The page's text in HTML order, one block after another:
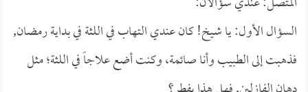
السؤال الأول: يا شيخ! كان عندي التهاب في اللثة في بداية رمضان,
فذهبت إلى الطبيب وأنا صائمة، وكنت أضع علاجاً في اللثة؛ مثل